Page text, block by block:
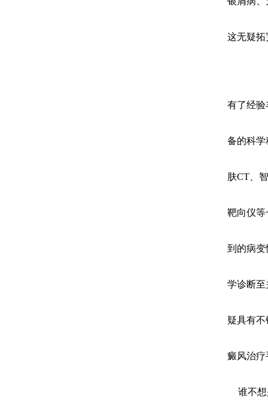
这无疑拓
有了经验
备的科学
肤CT、
靶向仪等
到的病变
学诊断至
疑具有
癜风治疗
谁不